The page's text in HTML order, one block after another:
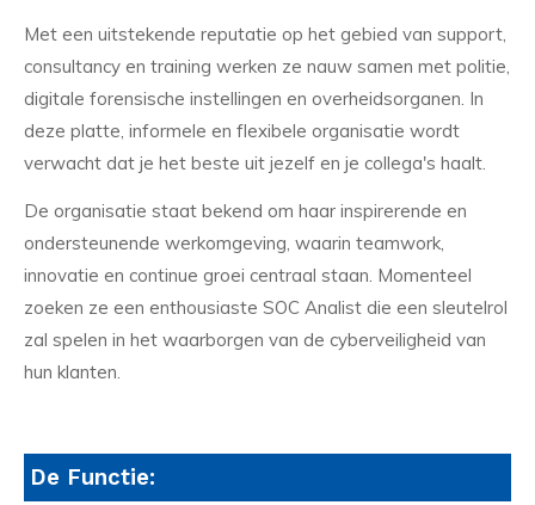
Met een uitstekende reputatie op het gebied van support,
consultancy en training werken ze nauw samen met politie,
digitale forensische instellingen en overheidsorganen. In
deze platte, informele en flexibele organisatie wordt
verwacht dat je het beste uit jezelf en je collega's haalt.
De organisatie staat bekend om haar inspirerende en
ondersteunende werkomgeving, waarin teamwork,
innovatie en continue groei centraal staan. Momenteel
zoeken ze een enthousiaste SOC Analist die een sleutelrol
zal spelen in het waarborgen van de cyberveiligheid van
hun klanten.
De Functie: